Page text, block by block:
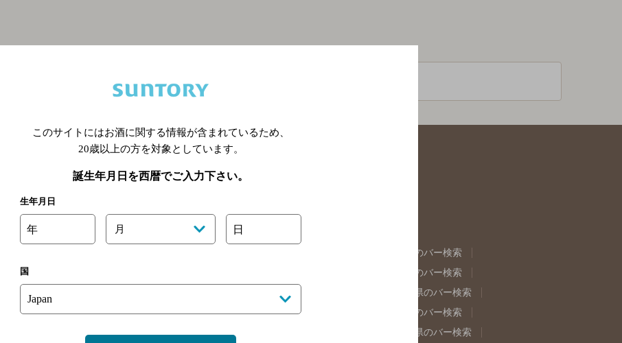
関連ページ
福島県のバー検索
群馬県のバー検索
東京都のバー検索
埼玉県のバー検索
岐阜県のバー検索
福井県のバー検索 大阪府のバー検索 京都府のバー検索 兵庫県のバー検索
奈良県のバー検索
岡山県のバー検索 山口県のバー検索
島根県のバー検索
このサイトにはお酒に関する情報が含まれているため、
20歳以上の方を対象としています。
誕生年月日を西暦でご入力下さい。
生年月日
年 月 日
国